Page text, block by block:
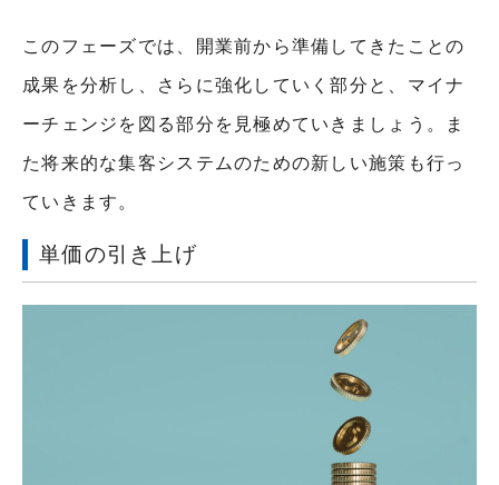
このフェーズでは、開業前から準備してきたことの
成果を分析し、さらに強化していく部分と、マイナ
ーチェンジを図る部分を見極めていきましょう。ま
た将来的な集客システムのための新しい施策も行っ
ていきます。
単価の引き上げ